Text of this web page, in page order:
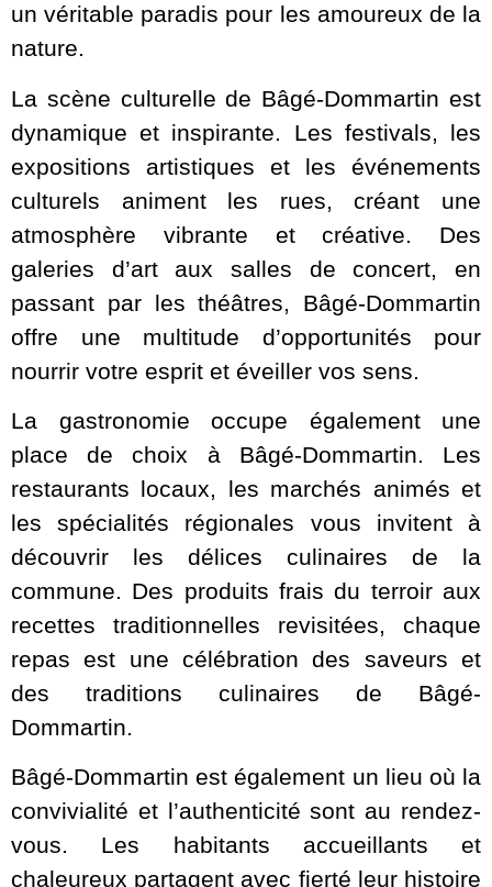
un véritable paradis pour les amoureux de la
nature.
La scène culturelle de Bâgé-Dommartin est
dynamique et inspirante. Les festivals, les
expositions artistiques et les événements
culturels animent les rues, créant une
atmosphère vibrante et créative. Des
galeries d’art aux salles de concert, en
passant par les théâtres, Bâgé-Dommartin
offre une multitude d’opportunités pour
nourrir votre esprit et éveiller vos sens.
La gastronomie occupe également une
place de choix à Bâgé-Dommartin. Les
restaurants locaux, les marchés animés et
les spécialités régionales vous invitent à
découvrir les délices culinaires de la
commune. Des produits frais du terroir aux
recettes traditionnelles revisitées, chaque
repas est une célébration des saveurs et
des traditions culinaires de Bâgé-
Dommartin.
Bâgé-Dommartin est également un lieu où la
convivialité et l’authenticité sont au rendez-
vous. Les habitants accueillants et
chaleureux partagent avec fierté leur histoire